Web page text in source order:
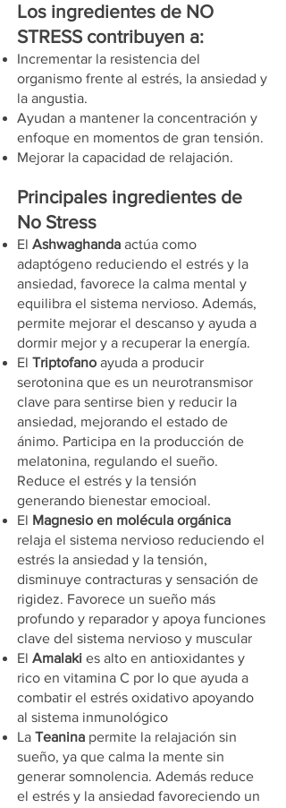
Los ingredientes de NO
STRESS contribuyen a:
Incrementar la resistencia del
organismo frente al estrés, la ansiedad y
la angustia.
Ayudan a mantener la concentración y
enfoque en momentos de gran tensión.
Mejorar la capacidad de relajación.
Principales ingredientes de
No Stress
El Ashwaghanda actúa como
adaptógeno reduciendo el estrés y la
ansiedad, favorece la calma mental y
equilibra el sistema nervioso. Además,
permite mejorar el descanso y ayuda a
dormir mejor y a recuperar la energía.
El Triptofano ayuda a producir
serotonina que es un neurotransmisor
clave para sentirse bien y reducir la
ansiedad, mejorando el estado de
ánimo. Participa en la producción de
melatonina, regulando el sueño.
Reduce el estrés y la tensión
generando bienestar emocioal.
El Magnesio en molécula orgánica
relaja el sistema nervioso reduciendo el
estrés la ansiedad y la tensión,
disminuye contracturas y sensación de
rigidez. Favorece un sueño más
profundo y reparador y apoya funciones
clave del sistema nervioso y muscular
El Amalaki es alto en antioxidantes y
rico en vitamina C por lo que ayuda a
combatir el estrés oxidativo apoyando
al sistema inmunológico
La Teanina permite la relajación sin
sueño, ya que calma la mente sin
generar somnolencia. Además reduce
el estrés y la ansiedad favoreciendo un